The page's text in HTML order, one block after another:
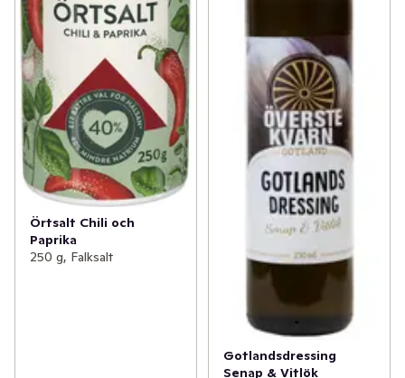
Örtsalt Chili och
Paprika
250 g, Falksalt
Gotlandsdressing
Senap & Vitlök